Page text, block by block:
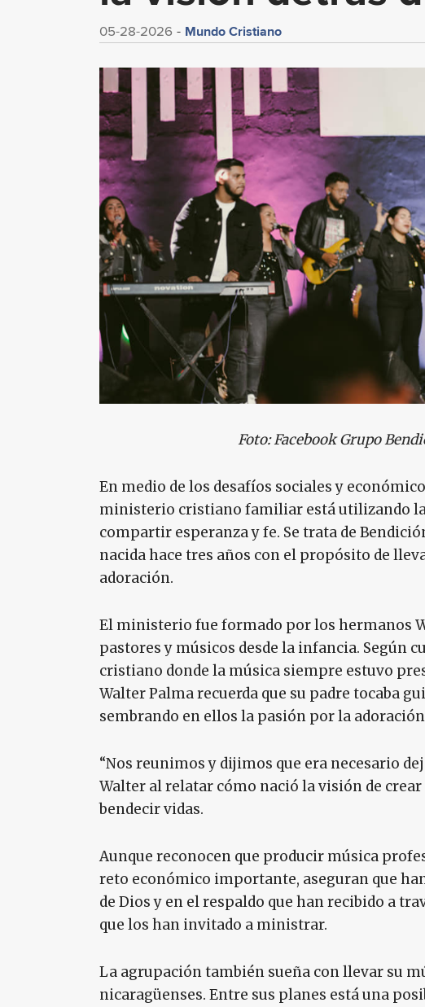
05-28-2026 Mundo Cristiano
Foto: Facebook Grupo
En medio de los desafíos sociales y
ministerio cristiano familiar está utilizando
compartir esperanza y fe. Se trata de
nacida hace tres años con el propósito de
adoración.
El ministerio fue formado por los hermanos
pastores y músicos desde la infancia. Según
cristiano donde la música siempre estuvo
Walter Palma recuerda que su padre tocaba
sembrando en ellos la pasión por la
“Nos reunimos y dijimos que era necesario
Walter al relatar cómo nació la visión de
bendecir vidas.
Aunque reconocen que producir música
reto económico importante, aseguran que
de Dios y en el respaldo que han recibido a
que los han invitado a ministrar.
La agrupación también sueña con llevar su
nicaragüenses. Entre sus planes está una